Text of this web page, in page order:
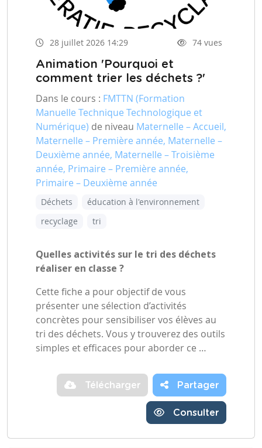
28 juillet 2026 14:29 74 vues
Animation 'Pourquoi et
comment trier les déchets ?'
Dans le cours : FMTTN (Formation
Manuelle Technique Technologique et
Numérique) de niveau Maternelle – Accueil,
Maternelle – Première année, Maternelle –
Deuxième année, Maternelle – Troisième
année, Primaire – Première année,
Primaire – Deuxième année
Déchets
éducation à l'environnement
recyclage
tri
Quelles activités sur le tri des déchets
réaliser en classe ?
Cette fiche a pour objectif de vous
présenter une sélection d’activités
concrètes pour sensibiliser vos élèves au
tri des déchets. Vous y trouverez des outils
simples et efficaces pour aborder ce …
Télécharger Partager
Consulter